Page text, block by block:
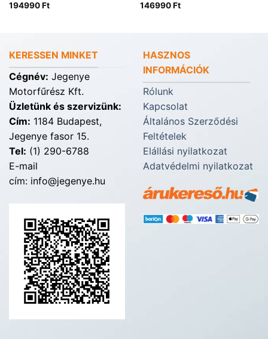
194990Ft
146990Ft
KERESSEN MINKET
Cégnév: Jegenye
Motorfűrész Kft.
Üzletünk és szervizünk:
Cím: 1184 Budapest,
Jegenye fasor 15.
Tel: (1) 290-6788
E-mail
cím: info@jegenye.hu
HASZNOS
INFORMÁCIÓK
Rólunk
Kapcsolat
Általános Szerződési
Feltételek
Elállási nyilatkozat
Adatvédelmi nyilatkozat